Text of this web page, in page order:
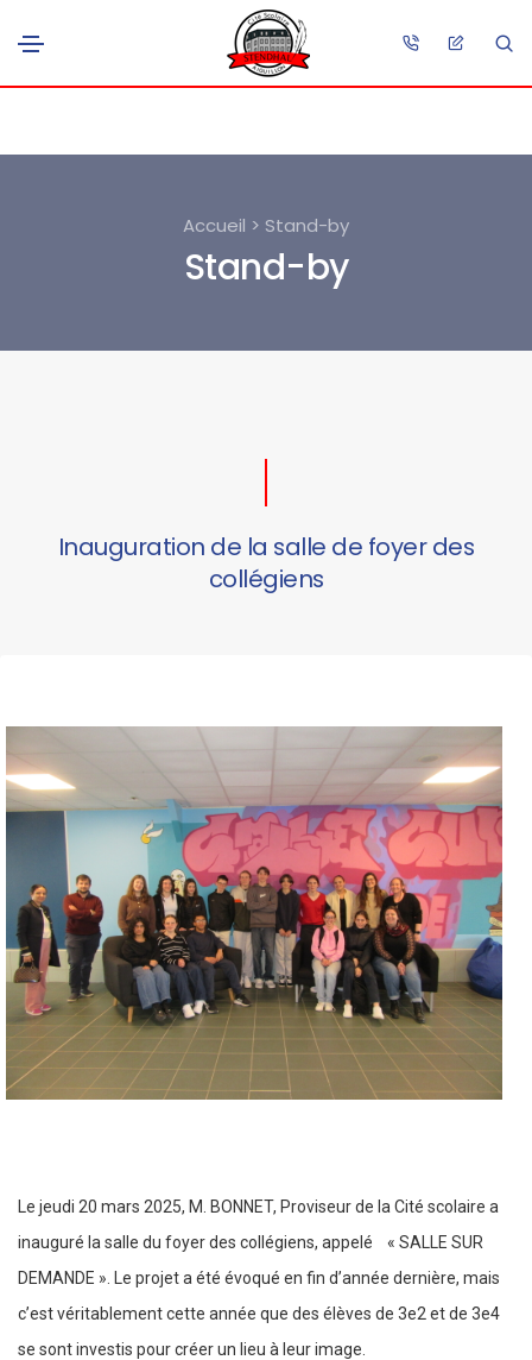
Accueil > Stand-by
Stand-by
Inauguration de la salle de foyer des
collégiens
Le jeudi 20 mars 2025, M. BONNET, Proviseur de la Cité scolaire a
inauguré la salle du foyer des collégiens, appelé « SALLE SUR
DEMANDE ». Le projet a été évoqué en fin d’année dernière, mais
c’est véritablement cette année que des élèves de 3e2 et de 3e4
se sont investis pour créer un lieu à leur image.